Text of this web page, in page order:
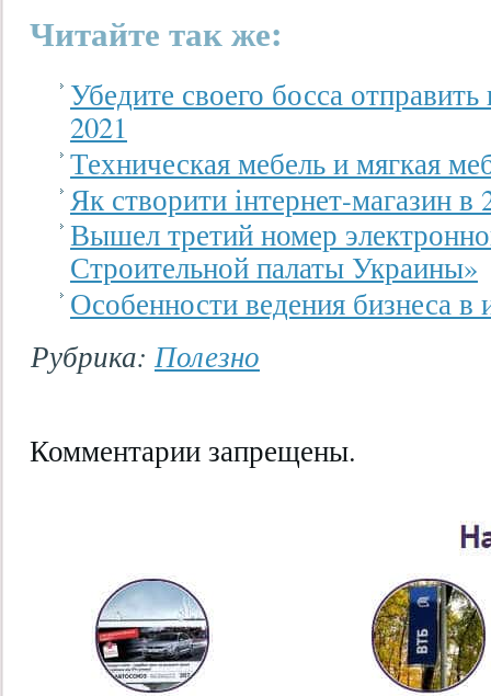
Читайте так же:
Убедите своего босса
2021
Техническая мебель и мягкая
Як створити інтернет-магазин в
Вышел третий номер
Строительной палаты Украины»
Особенности ведения бизнеса в
Рубрика:Полезно
Комментарии запрещены.